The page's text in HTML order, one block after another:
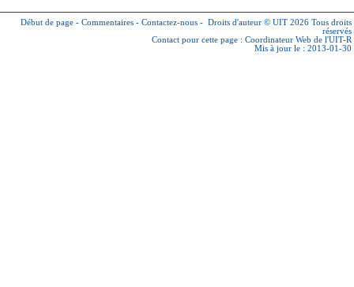
Début de page - Commentaires - Contactez-nous - Droits d'auteur © UIT 2026 Tous droits
réservés
Contact pour cette page : Coordinateur Web de l'UIT-R
Mis à jour le : 2013-01-30